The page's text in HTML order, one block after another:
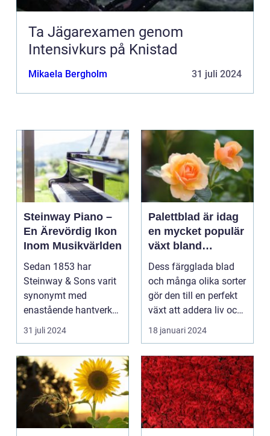
Ta Jägarexamen genom
Intensivkurs på Knistad
Mikaela Bergholm 31 juli 2024
Steinway Piano –
En Ärevördig Ikon
Inom Musikvärlden
Sedan 1853 har
Steinway & Sons varit
synonymt med
enastående hantverk
och oövertr&aum...
31 juli 2024
Palettblad är idag
en mycket populär
växt bland
trädgårdsentusiast
er och inom
inredning
Dess färgglada blad
och många olika sorter
gör den till en perfekt
växt att addera liv och
färg till...
18 januari 2024